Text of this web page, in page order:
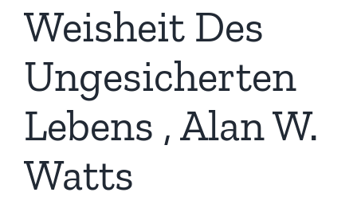
Weisheit Des
Ungesicherten
Lebens , Alan W.
Watts